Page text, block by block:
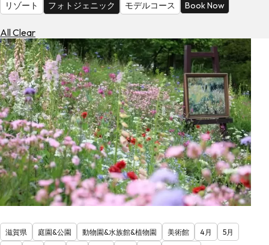
リゾート
フォトジェニック モデルコース Book Now
All Clear
滋賀県 庭園&公園 動物園&水族館&植物園 美術館 4月
5月